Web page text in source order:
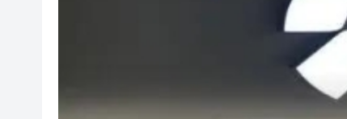
內地據報開始對境外保單收益
奇華餅家參「2026美食博覽
為阻止阿根廷企業與華為合